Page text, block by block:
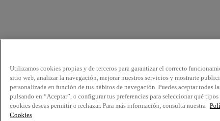
Utilizamos cookies propias y de terceros para garantizar el correcto
sitio web, analizar la navegación, mejorar nuestros servicios y mostrarte
personalizada en función de tus hábitos de navegación. Puedes aceptar todas
pulsando en “Aceptar”, o configurar tus preferencias para seleccionar qué tipos
cookies deseas permitir o rechazar. Para más información, consulta nuestra
Cookies